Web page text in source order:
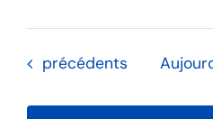
Évènements
précédents